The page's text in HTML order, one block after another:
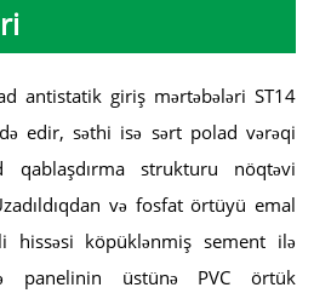
antistatik giriş mərtəbələri ST14
edir, səthi isə sərt polad vərəqi
qablaşdırma strukturu nöqtəvi
və fosfat örtüyü emal
hissəsi köpüklənmiş sement ilə
panelinin üstünə PVC örtük